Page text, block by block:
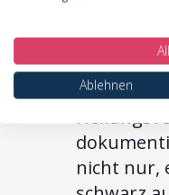
du deine
der
nicht nur,
Ablehnen